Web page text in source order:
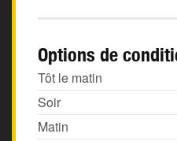
Options de
Tôt le matin
Soir
Matin